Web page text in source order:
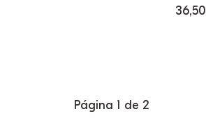
36,50
Página 1 de 2